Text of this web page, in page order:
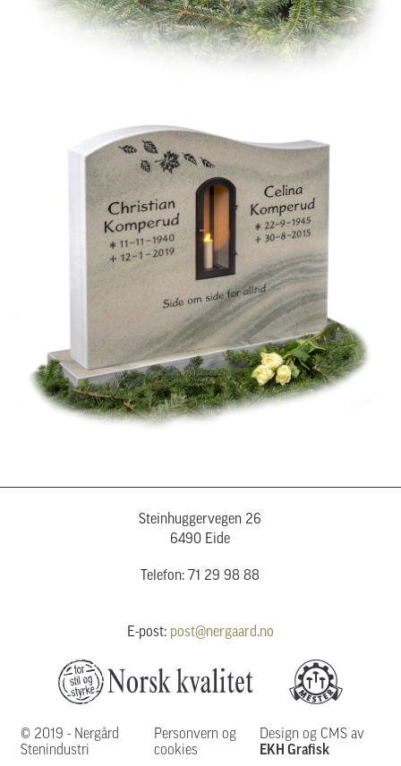
Steinhuggervegen 26
6490 Eide
Telefon: 71 29 98 88
E-post: post@nergaard.no
© 2019 - Nergård
Stenindustri
Personvern og
cookies
Design og CMS av
EKH Grafisk